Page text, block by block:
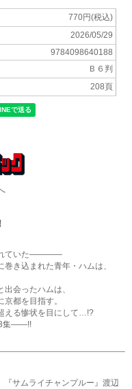
770円(税込)
2026/05/29
9784098640188
Ｂ６判
208頁
れていた――――
き込まれた青年・ハムは、
会ったハムは、
都を目指す。
える惨状を目にして…!?
3集――!!
『サムライチャンプルー』渡辺